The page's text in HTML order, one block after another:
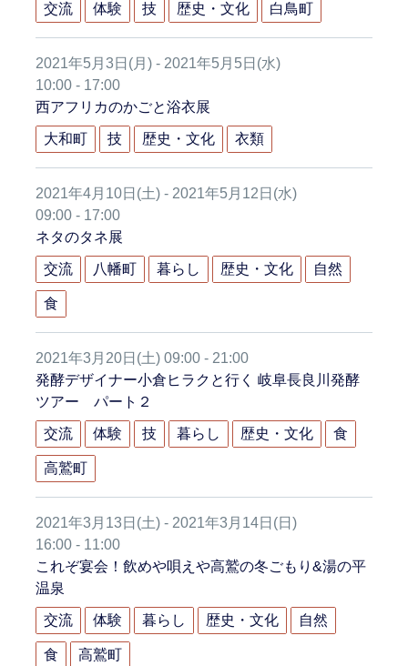
交流 体験 技 歴史・文化 白鳥町
2021年5月3日(月) - 2021年5月5日(水)
10:00 - 17:00
西アフリカのかごと浴衣展
大和町 技 歴史・文化 衣類
2021年4月10日(土) - 2021年5月12日(水)
09:00 - 17:00
ネタのタネ展
交流 八幡町 暮らし 歴史・文化 自然
食
2021年3月20日(土) 09:00 - 21:00
発酵デザイナー小倉ヒラクと行く 岐阜長良川発酵
ツアー パート２
交流 体験 技 暮らし 歴史・文化 食
高鷲町
2021年3月13日(土) - 2021年3月14日(日)
16:00 - 11:00
これぞ宴会！飲めや唄えや高鷲の冬ごもり&湯の平
温泉
交流 体験 暮らし 歴史・文化 自然
食 高鷲町